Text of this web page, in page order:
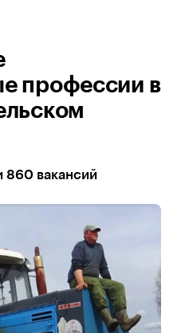
профессии в
860 вакансий